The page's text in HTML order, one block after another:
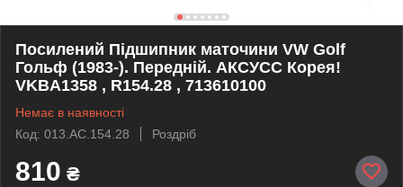
Посилений Підшипник маточини VW Golf
Гольф (1983-). Передній. АКСУСС Корея!
VKBA1358 , R154.28 , 713610100
Немає в наявності
Код: 013.AC.154.28
Роздріб
810 ₴